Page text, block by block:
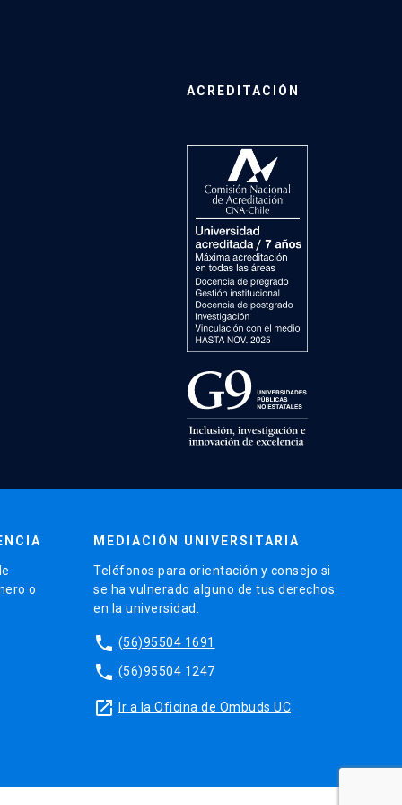
ACREDITACIÓN
o
MEDIACIÓN UNIVERSITARIA
Teléfonos para orientación y consejo si
se ha vulnerado alguno de tus derechos
en la universidad.
phone (56)95504 1691
phone (56)95504 1247
launch Ir a la Oficina de Ombuds UC